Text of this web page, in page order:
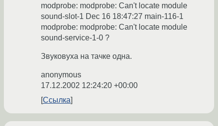
modprobe: modprobe: Can't locate module
sound-slot-1 Dec 16 18:47:27 main-116-1
modprobe: modprobe: Can't locate module
sound-service-1-0 ?
Звуковуха на тачке одна.
anonymous
17.12.2002 12:24:20 +00:00
Ссылка